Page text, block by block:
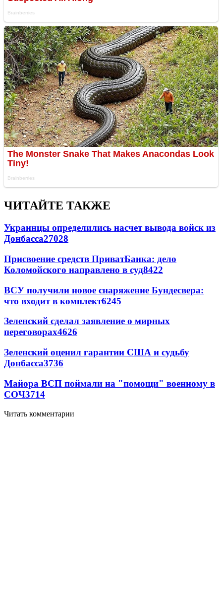
ЧИТАЙТЕ ТАКЖЕ
Украинцы определились насчет вывода войск из
Донбасса27028
Присвоение средств ПриватБанка: дело
Коломойского направлено в суд8422
ВСУ получили новое снаряжение Бундесвера:
что входит в комплект6245
Зеленский сделал заявление о мирных
переговорах4626
Зеленский оценил гарантии США и судьбу
Донбасса3736
Майора ВСП поймали на "помощи" военному в
СОЧ3714
Читать комментарии